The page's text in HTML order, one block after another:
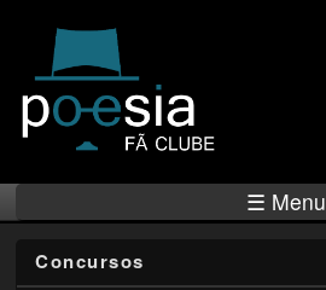
☰ Menu
Concursos